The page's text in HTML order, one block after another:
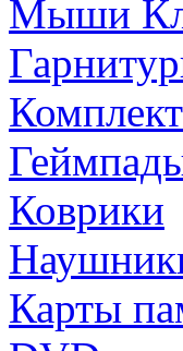
Мыши
Коврики
Карты